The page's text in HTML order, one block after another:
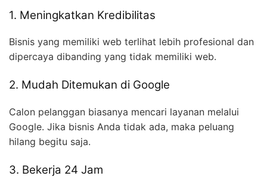
1. Meningkatkan Kredibilitas
Bisnis yang memiliki web terlihat lebih profesional dan
dipercaya dibanding yang tidak memiliki web.
2. Mudah Ditemukan di Google
Calon pelanggan biasanya mencari layanan melalui
Google. Jika bisnis Anda tidak ada, maka peluang
hilang begitu saja.
3. Bekerja 24 Jam